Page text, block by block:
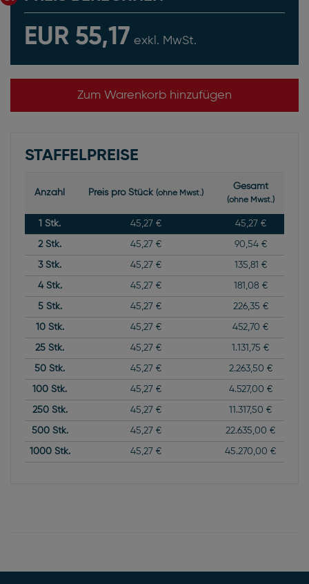
EUR 55,17 exkl. MwSt.
Zum Warenkorb hinzufügen
STAFFELPREISE
Anzahl Preis pro Stück (ohne Mwst.)
Gesamt
(ohne Mwst.)
1 Stk. 45,27 € 45,27 €
2Stk. 45,27 € 90,54 €
3Stk. 45,27 € 135,81 €
4Stk. 45,27 € 181,08 €
5Stk. 45,27 € 226,35 €
10Stk. 45,27 € 452,70 €
25 Stk. 45,27 € 1.131,75 €
50 Stk. 45,27 € 2.263,50 €
100 Stk. 45,27 € 4.527,00 €
250Stk. 45,27 € 11.317,50 €
500Stk. 45,27 € 22.635,00 €
1000Stk. 45,27 € 45.270,00 €